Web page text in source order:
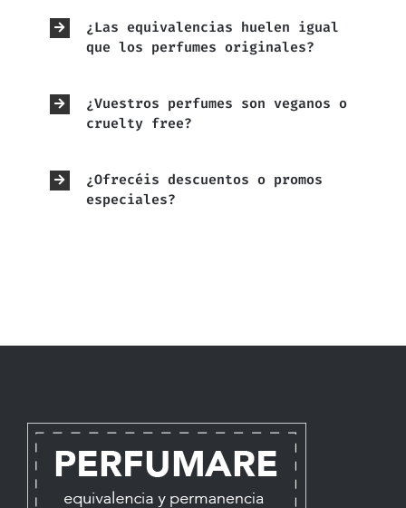
¿Las equivalencias huelen igual
que los perfumes originales?
¿Vuestros perfumes son veganos o
cruelty free?
¿Ofrecéis descuentos o promos
especiales?